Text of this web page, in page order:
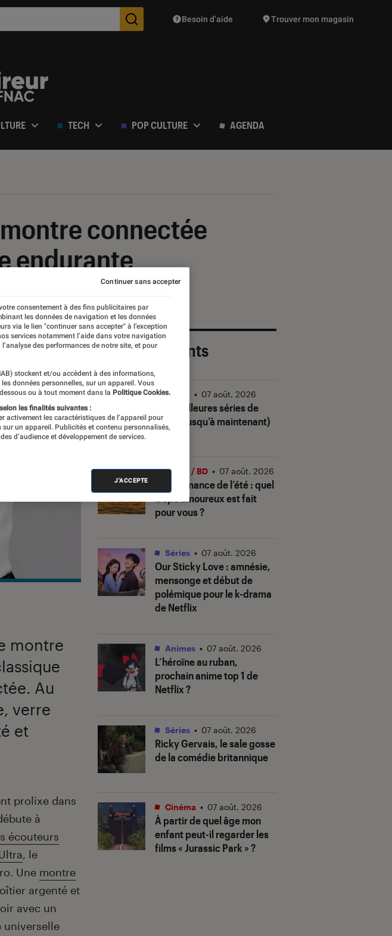
Des suggestions de produits vont vous être proposées
Besoin d’aide Trouver mon magasin
TECH POP CULTURE AGENDA
connectée
endurante
montre
Au
verre
et
prolixe dans
à
écouteurs
, le
Une montre
argenté et
avec un
universelle
Les plus récents
Les meilleures séries de
2026 (jusqu’à maintenant)
Séries • 07 août. 2026
Quiz romance de l’été : quel
trope amoureux est fait
pour vous ?
Livres / BD • 07 août. 2026
Our Sticky Love: amnésie,
mensonge et début de
polémique pour le k-drama
de Netflix
Séries • 07 août. 2026
L’héroïne au ruban,
prochain anime top 1 de
Netflix ?
Animes • 07 août. 2026
Ricky Gervais, le sale gosse
de la comédie britannique
Séries • 07 août. 2026
À partir de quel âge mon
enfant peut-il regarder les
films « Jurassic Park » ?
Cinéma • 07 août. 2026
consentement à des fins publicitaires par
les données de navigation et les données
via le lien "continuer sans accepter" à l’exception
services notamment l’aide dans votre navigation
des performances de notre site, et pour
stockent et/ou accèdent à des informations,
données personnelles, sur un appareil. Vous
ou à tout moment dans la Politique Cookies.
les finalités suivantes :
activement les caractéristiques de l’appareil pour
un appareil. Publicités et contenu personnalisés,
d’audience et développement de services.
J'ACCEPTE
Continuer sans accepter